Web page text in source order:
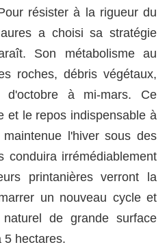
résister à la rigueur du
a choisi sa stratégie
Son métabolisme au
roches, débris végétaux,
d'octobre à mi-mars. Ce
et le repos indispensable à
l'hiver sous des
conduira irrémédiablement
printanières verront la
un nouveau cycle et
de grande surface
5 hectares.